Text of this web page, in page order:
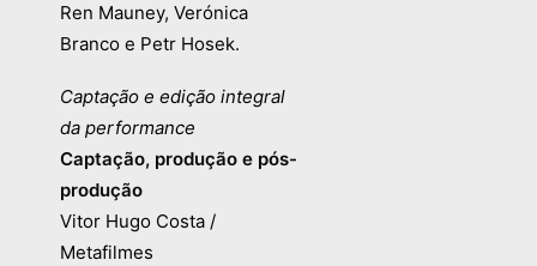
Ren Mauney, Verónica
Branco e Petr Hosek.
Captação e edição integral
da performance
Captação, produção e pós-
produção
Vitor Hugo Costa /
Metafilmes